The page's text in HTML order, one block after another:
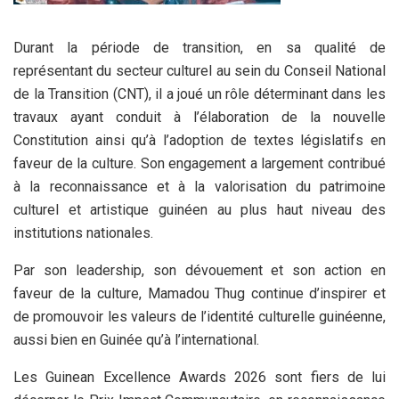
Durant la période de transition, en sa qualité de
représentant du secteur culturel au sein du Conseil National
de la Transition (CNT), il a joué un rôle déterminant dans les
travaux ayant conduit à l’élaboration de la nouvelle
Constitution ainsi qu’à l’adoption de textes législatifs en
faveur de la culture. Son engagement a largement contribué
à la reconnaissance et à la valorisation du patrimoine
culturel et artistique guinéen au plus haut niveau des
institutions nationales.
Par son leadership, son dévouement et son action en
faveur de la culture, Mamadou Thug continue d’inspirer et
de promouvoir les valeurs de l’identité culturelle guinéenne,
aussi bien en Guinée qu’à l’international.
Les Guinean Excellence Awards 2026 sont fiers de lui